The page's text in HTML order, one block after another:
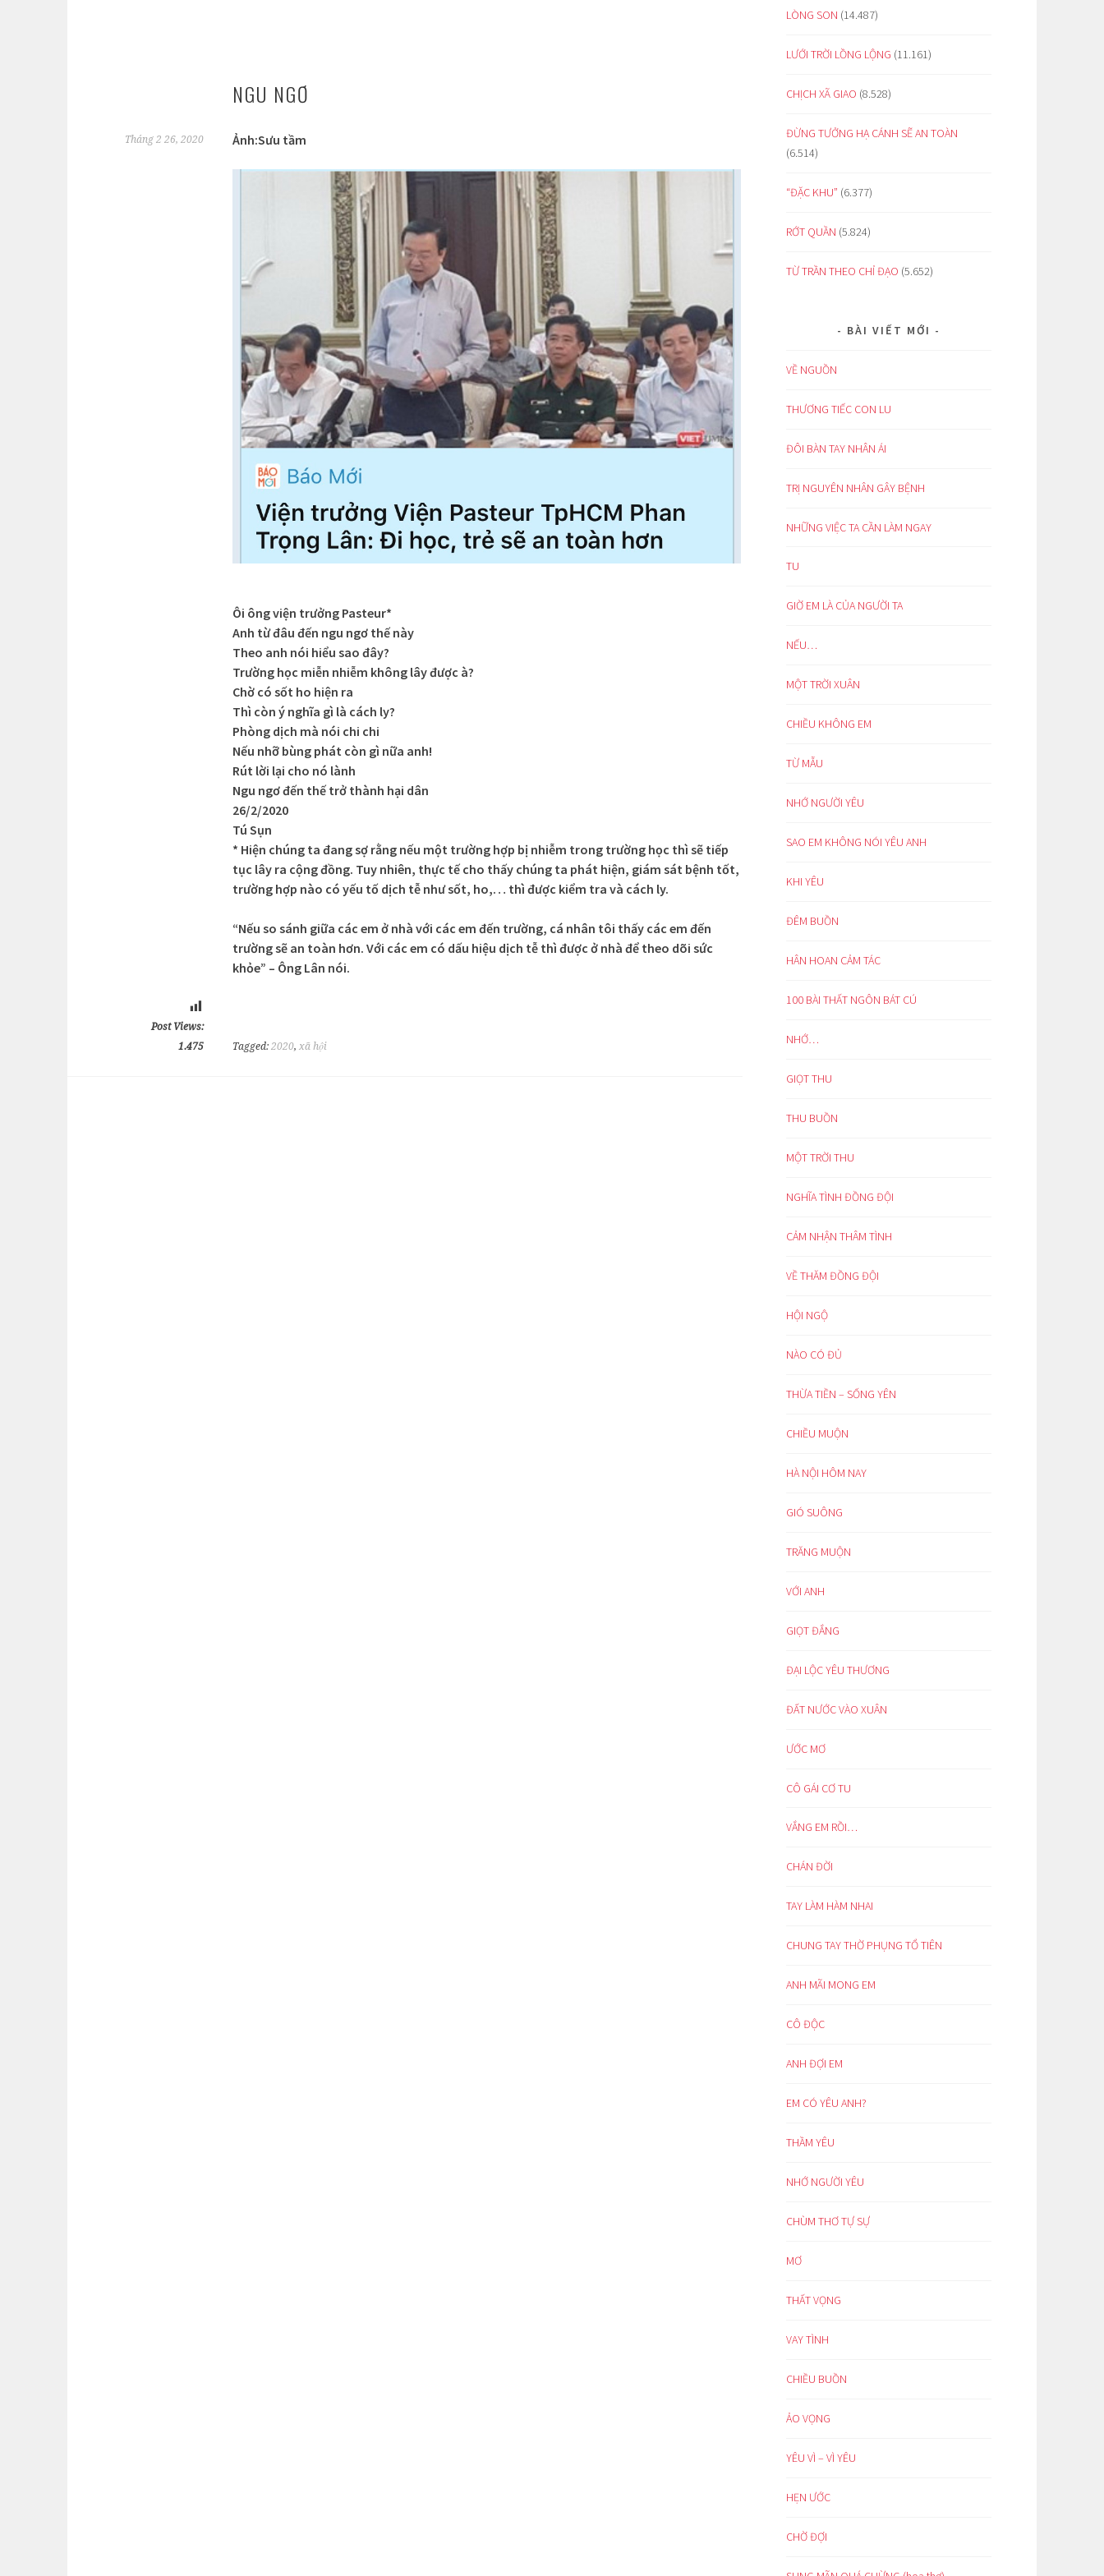
NGU NGƠ
Tháng 2 26, 2020 Ảnh:Sưu tầm
Ôi ông viện trưởng Pasteur*
Anh từ đâu đến ngu ngơ thế này
Theo anh nói hiểu sao đây?
Trường học miễn nhiễm không lây được à?
Chờ có sốt ho hiện ra
Thì còn ý nghĩa gì là cách ly?
Phòng dịch mà nói chi chi
Nếu nhỡ bùng phát còn gì nữa anh!
Rút lời lại cho nó lành
Ngu ngơ đến thế trở thành hại dân
26/2/2020
Tú Sụn
* Hiện chúng ta đang sợ rằng nếu một trường hợp bị nhiễm trong trường học thì sẽ tiếp
tục lây ra cộng đồng. Tuy nhiên, thực tế cho thấy chúng ta phát hiện, giám sát bệnh tốt,
trường hợp nào có yếu tố dịch tễ như sốt, ho,… thì được kiểm tra và cách ly.
“Nếu so sánh giữa các em ở nhà với các em đến trường, cá nhân tôi thấy các em đến
trường sẽ an toàn hơn. Với các em có dấu hiệu dịch tễ thì được ở nhà để theo dõi sức
khỏe” – Ông Lân nói.
Post Views:
1.475
Tagged: 2020, xã hội
LÒNG SON (14.487)
LƯỚI TRỜI LỒNG LỘNG (11.161)
CHỊCH XÃ GIAO (8.528)
ĐỪNG TƯỞNG HẠ CÁNH SẼ AN TOÀN
(6.514)
“ĐẶC KHU” (6.377)
RỚT QUẦN (5.824)
TỪ TRẦN THEO CHỈ ĐẠO (5.652)
BÀI VIẾT MỚI
VỀ NGUỒN
THƯƠNG TIẾC CON LU
ĐÔI BÀN TAY NHÂN ÁI
TRỊ NGUYÊN NHÂN GÂY BỆNH
NHỮNG VIỆC TA CẦN LÀM NGAY
TU
GIỜ EM LÀ CỦA NGƯỜI TA
NẾU…
MỘT TRỜI XUÂN
CHIỀU KHÔNG EM
TỪ MẪU
NHỚ NGƯỜI YÊU
SAO EM KHÔNG NÓI YÊU ANH
KHI YÊU
ĐÊM BUỒN
HÂN HOAN CẢM TÁC
100 BÀI THẤT NGÔN BÁT CÚ
NHỚ…
GIỌT THU
THU BUỒN
MỘT TRỜI THU
NGHĨA TÌNH ĐỒNG ĐỘI
CẢM NHẬN THÂM TÌNH
VỀ THĂM ĐỒNG ĐỘI
HỘI NGỘ
NÀO CÓ ĐỦ
THỪA TIỀN – SỐNG YÊN
CHIỀU MUỘN
HÀ NỘI HÔM NAY
GIÓ SUÔNG
TRĂNG MUỘN
VỚI ANH
GIỌT ĐẮNG
ĐẠI LỘC YÊU THƯƠNG
ĐẤT NƯỚC VÀO XUÂN
ƯỚC MƠ
CÔ GÁI CƠ TU
VẮNG EM RỒI…
CHÁN ĐỜI
TAY LÀM HÀM NHAI
CHUNG TAY THỜ PHỤNG TỔ TIÊN
ANH MÃI MONG EM
CÔ ĐỘC
ANH ĐỢI EM
EM CÓ YÊU ANH?
THẦM YÊU
NHỚ NGƯỜI YÊU
CHÙM THƠ TỰ SỰ
MƠ
THẤT VỌNG
VAY TÌNH
CHIỀU BUỒN
ẢO VỌNG
YÊU VÌ – VÌ YÊU
HẸN ƯỚC
CHỜ ĐỢI